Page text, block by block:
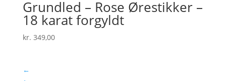
Grundled – Rose Ørestikker –
18 karat forgyldt
kr. 349,00
←